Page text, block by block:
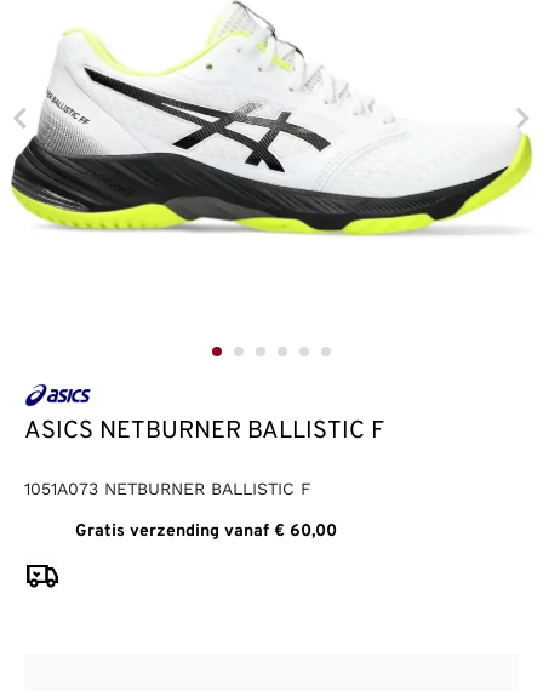
ASICS NETBURNER BALLISTIC F
1051A073 NETBURNER BALLISTIC F
Gratis verzending vanaf € 60,00